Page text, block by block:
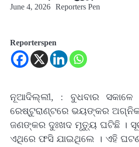
June 4, 2026 Reporters Pen
Reporterspen
ନୂଆଦିଲ୍ଲୀ, : ବୁଧବାର
ରେଷ୍ଟୁରାଣ୍ଟରେ ଭୟଙ୍କର
ଜଣଙ୍କର ଦୁଃଖଦ ମୃତ୍ୟୁ ଘଟିଛି ।
ଏଥିରେ ଫସି ଯାଇଥିଲେ । ଏହି